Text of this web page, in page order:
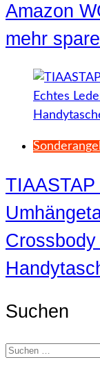
Amazon
mehr
Suchen